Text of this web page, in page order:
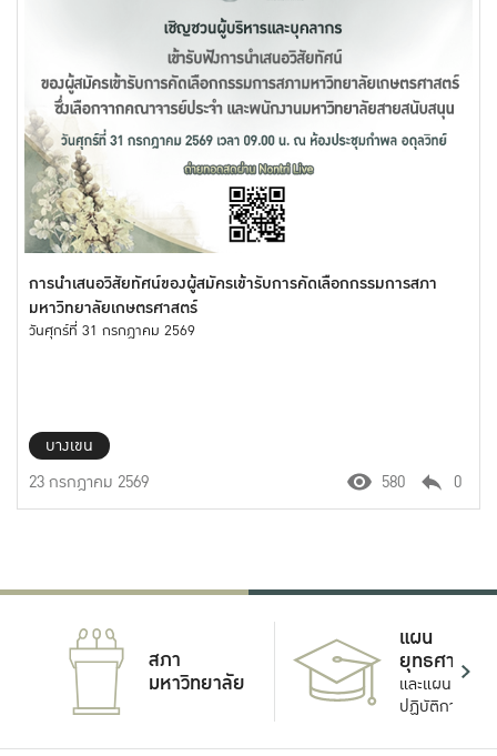
การนำเสนอวิสัยทัศน์ของผู้สมัครเข้ารับการคัดเลือกกรรมการสภา
มหาวิทยาลัยเกษตรศาสตร์
วันศุกร์ที่ 31 กรกฎาคม 2569
บางเขน
23 กรกฎาคม 2569
580 0
สภา
มหาวิทยาลัย
แผน
ยุทธศาสตร์
และแผน
ปฏิบัติการ